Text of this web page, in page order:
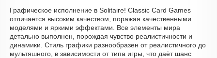
Графическое исполнение в Solitaire! Classic Card Games
отличается высоким качеством, поражая качественными
моделями и яркими эффектами. Все элементы мира
детально выполнен, порождая чувство реалистичности и
динамики. Стиль графики разнообразен от реалистичного до
мультяшного, в зависимости от типа игры, что даёт шанс